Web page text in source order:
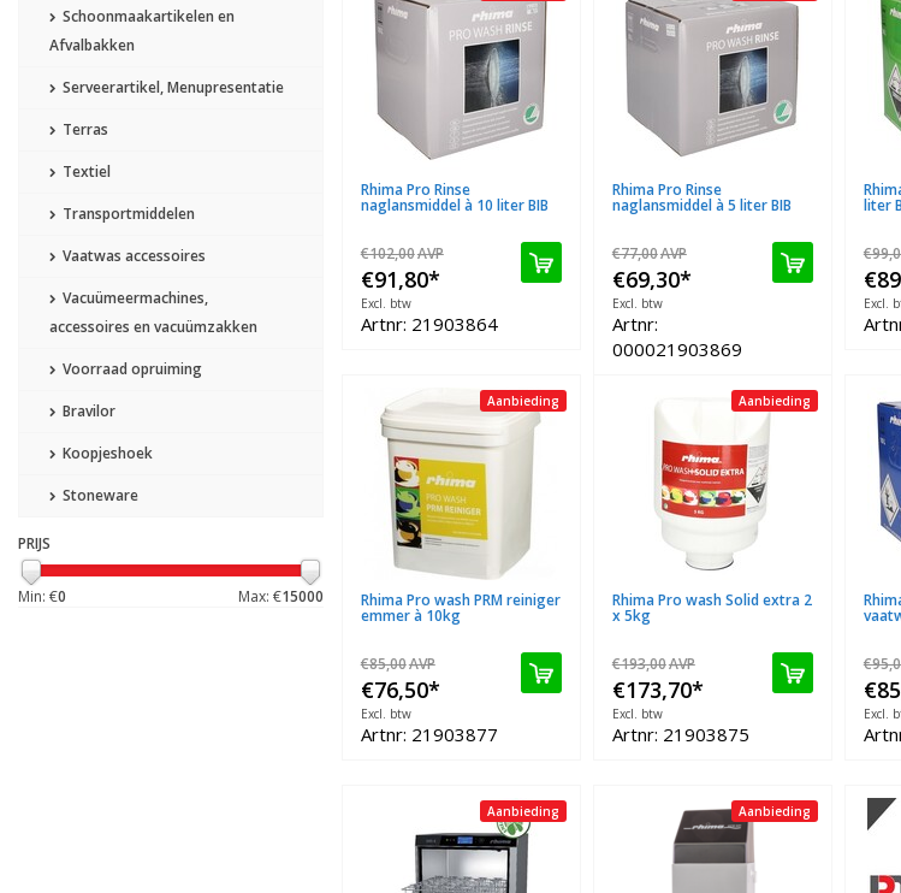
Schoonmaakartikelen en
Afvalbakken
Serveerartikel, Menupresentatie
Terras
Textiel
Transportmiddelen
Vaatwas accessoires
Vacuümeermachines,
accessoires en vacuümzakken
Voorraad opruiming
Bravilor
Koopjeshoek
Stoneware
PRIJS
Min: €0 Max: €15000
Rhima Pro Rinse
naglansmiddel à 10 liter BIB
€102,00AVP
€91,80*
Excl. btw
Artnr: 21903864
Rhima Pro Rinse
naglansmiddel à 5 liter BIB
€77,00AVP
€69,30*
Excl. btw
Artnr:
000021903869
liter
Excl.
Aanbieding
Rhima Pro wash PRM reiniger
emmer à 10kg
€85,00AVP
€76,50*
Excl. btw
Artnr: 21903877
Aanbieding
Rhima Pro wash Solid extra 2
x 5kg
€193,00AVP
€173,70*
Excl. btw
Artnr: 21903875
Excl.
Aanbieding Aanbieding